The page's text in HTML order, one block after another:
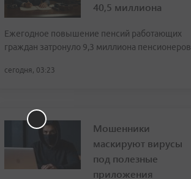
40,5 миллиона
Ежегодное повышение пенсий работающих
граждан затронуло 9,3 миллиона пенсионеров
сегодня, 03:23
Мошенники
маскируют вирусы
под полезные
приложения